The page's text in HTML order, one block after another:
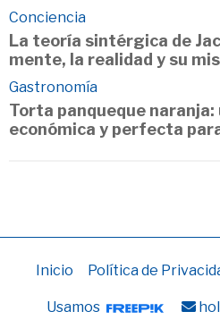
Conciencia
La teoría sintérgica de
mente, la realidad y su
Gastronomía
Torta panqueque naranja:
económica y perfecta
Inicio Política de
Usamos